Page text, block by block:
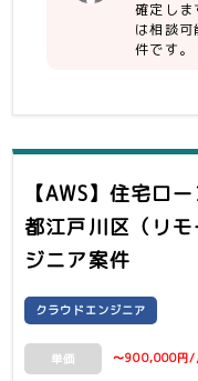
確定しま
は相談可
件です。
【AWS】住宅ロ
都江戸川区（リモ
ジニア案件
クラウドエンジニア
単価 〜900,000円/